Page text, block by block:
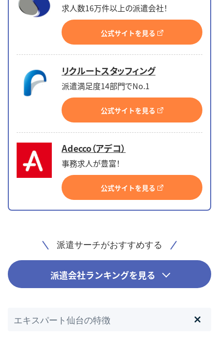
求人数16万件以上の派遣会社！
公式サイトを見る
リクルートスタッフィング
派遣満足度14部門でNo.1
公式サイトを見る
Adecco（アデコ）
事務求人が豊富！
公式サイトを見る
派遣サーチがおすすめする
派遣会社ランキングを見る
エキスパート仙台の特徴